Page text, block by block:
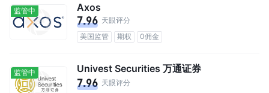
监管中 Axos
7.96 天眼评分
美国监管
期权 0佣金
监管中 Univest Securities 万通证券
7.96 天眼评分